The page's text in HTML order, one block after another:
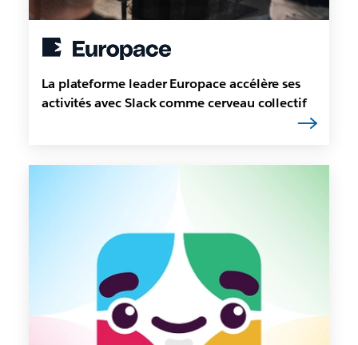
La plateforme leader Europace accélère ses
activités avec Slack comme cerveau collectif